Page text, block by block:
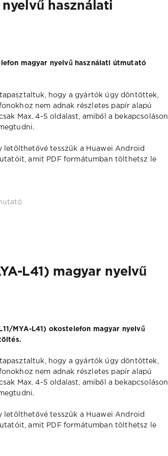
használati
magyar nyelvű használati útmutató
hogy a gyártók úgy döntöttek,
nem adnak részletes papír alapú
Max. 4-5 oldalast, amiből a bekapcsoláson
tesszük a Huawei Android
amit PDF formátumban tölthetsz le
L41) magyar nyelvű
MYA-L41) okostelefon magyar nyelvű
hogy a gyártók úgy döntöttek,
nem adnak részletes papír alapú
Max. 4-5 oldalast, amiből a bekapcsoláson
tesszük a Huawei Android
amit PDF formátumban tölthetsz le